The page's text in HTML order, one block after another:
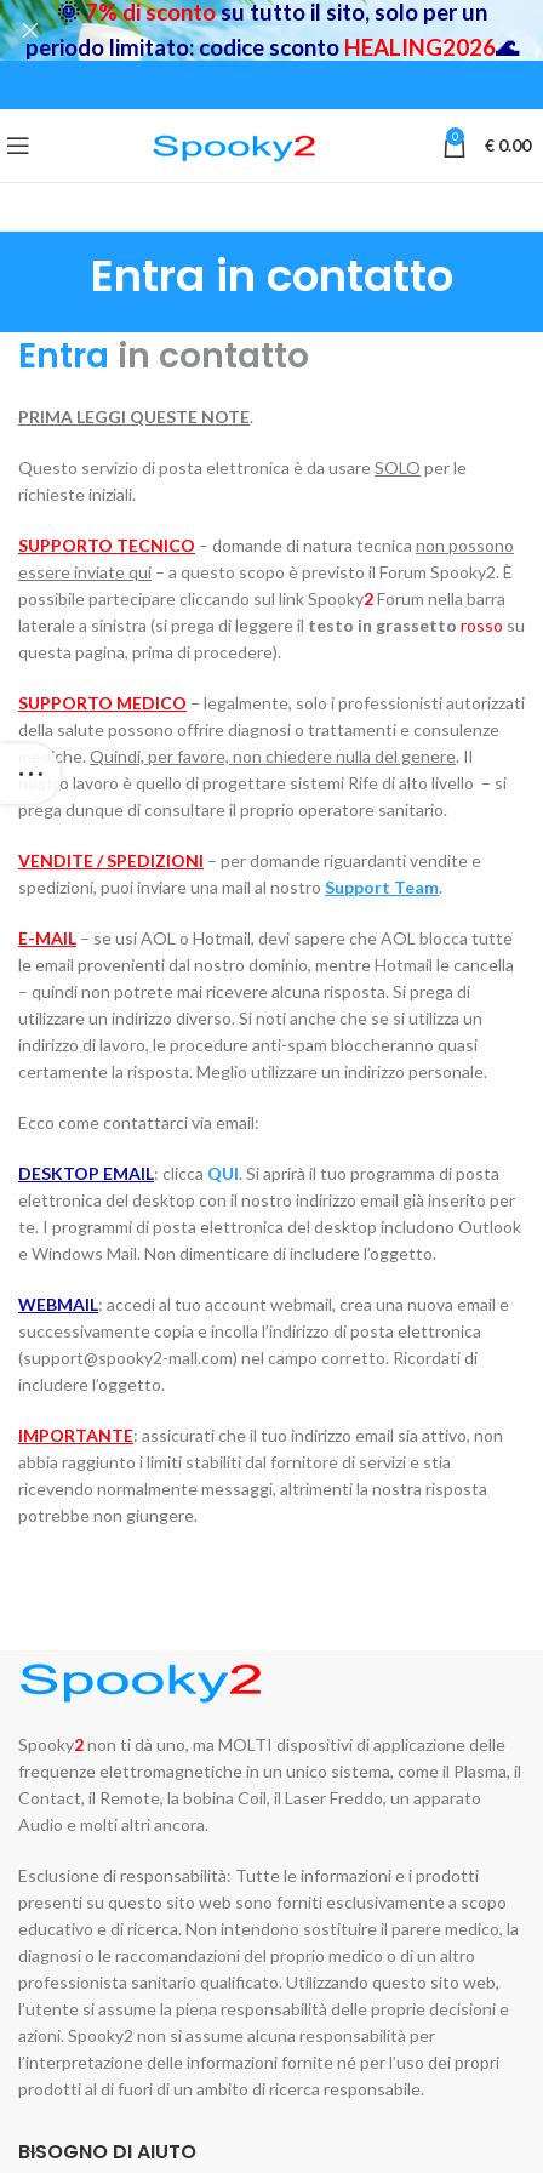
0 € 0.00
Entra in contatto
Entra in contatto
PRIMA LEGGI QUESTE NOTE.
Questo servizio di posta elettronica è da usareSOLO per le
richieste iniziali.
SUPPORTO TECNICO – domande di natura tecnica non possono
essere inviate qui – a questo scopo è previsto il Forum Spooky2. È
possibile partecipare cliccando sul link Spooky2Forum nella barra
laterale a sinistra (si prega di leggere il testo in grassetto rosso su
questa pagina, prima di procedere).
SUPPORTO MEDICO – legalmente, solo i professionisti autorizzati
della salute possono offrire diagnosi o trattamenti e consulenze
mediche. Quindi, per favore, non chiedere nulla del genere. Il
nostro lavoro è quello di progettare sistemi Rife di alto livello – si
prega dunque di consultare il proprio operatore sanitario.
VENDITE / SPEDIZIONI – per domande riguardanti vendite e
spedizioni, puoi inviare una mail al nostro Support Team.
E-MAIL – se usi AOL o Hotmail, devi sapere che AOL blocca tutte
le email provenienti dal nostro dominio, mentre Hotmail le cancella
– quindi non potrete mai ricevere alcuna risposta. Si prega di
utilizzare un indirizzo diverso. Si noti anche che se si utilizza un
indirizzo di lavoro, le procedure anti-spam bloccheranno quasi
certamente la risposta. Meglio utilizzare un indirizzo personale.
Ecco come contattarci via email:
DESKTOP EMAIL: clicca QUI. Si aprirà il tuo programma di posta
elettronica del desktop con il nostro indirizzo email già inserito per
te. I programmi di posta elettronica del desktop includono Outlook
e Windows Mail. Non dimenticare di includere l’oggetto.
WEBMAIL: accedi al tuo account webmail, crea una nuova email e
successivamente copia e incolla l’indirizzo di posta elettronica
(support@spooky2-mall.com) nel campo corretto. Ricordati di
includere l’oggetto.
IMPORTANTE: assicurati che il tuo indirizzo email sia attivo, non
abbia raggiunto i limiti stabiliti dal fornitore di servizi e stia
ricevendo normalmente messaggi, altrimenti la nostra risposta
potrebbe non giungere.
Spooky2non ti dà uno, ma MOLTI dispositivi di applicazione delle
frequenze elettromagnetiche in un unico sistema, come il Plasma, il
Contact, il Remote, la bobina Coil, il Laser Freddo, un apparato
Audio e molti altri ancora.
Esclusione di responsabilità: Tutte le informazioni e i prodotti
presenti su questo sito web sono forniti esclusivamente a scopo
educativo e di ricerca. Non intendono sostituire il parere medico, la
diagnosi o le raccomandazioni del proprio medico o di un altro
professionista sanitario qualificato. Utilizzando questo sito web,
l’utente si assume la piena responsabilità delle proprie decisioni e
azioni. Spooky2 non si assume alcuna responsabilità per
l’interpretazione delle informazioni fornite né per l’uso dei propri
prodotti al di fuori di un ambito di ricerca responsabile.
BISOGNO DI AIUTO
🌞7% di scontosu tutto il sito, solo per un
periodo limitato: codice sconto HEALING2026🌊